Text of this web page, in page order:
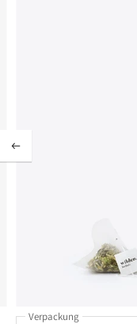
Verpackung